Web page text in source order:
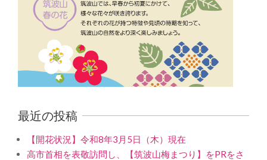
最近の投稿
【開花状況】令和8年3月5日（木）現在
高市首相を表敬訪問し、【筑波山梅まつり】をPRをさ